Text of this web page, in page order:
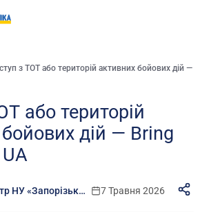
з ТОТ або територій активних бойових дій —
або територій
дій — Bring
Іміджевий центр НУ «Запорізька політехніка» 7 Травня 2026